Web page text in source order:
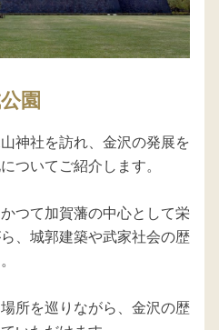
園
神社を訪れ、金沢の発展を
ついてご紹介します。
つて加賀藩の中心として栄
、城郭建築や武家社会の歴
所を巡りながら、金沢の歴